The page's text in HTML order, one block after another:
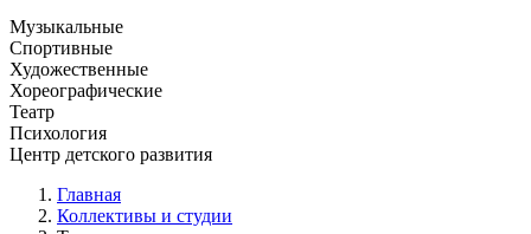
Музыкальные
Спортивные
Художественные
Хореографические
Театр
Психология
Центр детского развития
Главная
Коллективы и студии